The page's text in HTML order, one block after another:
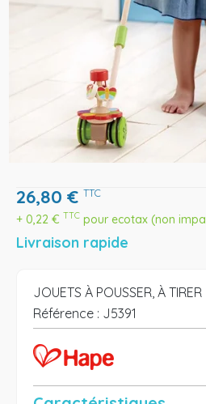
26,80 € TTC
+ 0,22 € TTC pour ecotax (non
Livraison rapide
JOUETS À POUSSER, À TIRER
Référence : J5391